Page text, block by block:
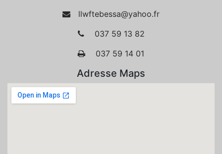
llwftebessa@yahoo.fr
037 59 13 82
037 59 14 01
Adresse Maps